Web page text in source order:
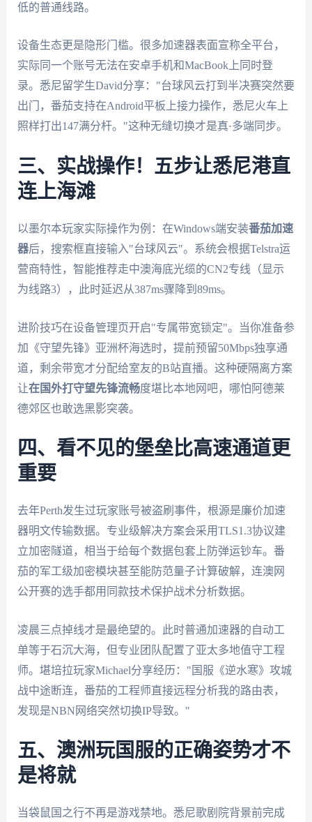
低的普通线路。
设备生态更是隐形门槛。很多加速器表面宣称全平台，
实际同一个账号无法在安卓手机和MacBook上同时登
录。悉尼留学生David分享："台球风云打到半决赛突然要
出门，番茄支持在Android平板上接力操作，悉尼火车上
照样打出147满分杆。"这种无缝切换才是真·多端同步。
三、实战操作！五步让悉尼港直
连上海滩
以墨尔本玩家实际操作为例：在Windows端安装番茄加速
器后，搜索框直接输入"台球风云"。系统会根据Telstra运
营商特性，智能推荐走中澳海底光缆的CN2专线（显示
为线路3），此时延迟从387ms骤降到89ms。
进阶技巧在设备管理页开启"专属带宽锁定"。当你准备参
加《守望先锋》亚洲杯海选时，提前预留50Mbps独享通
道，剩余带宽才分配给室友的B站直播。这种硬隔离方案
让在国外打守望先锋流畅度堪比本地网吧，哪怕阿德莱
德郊区也敢选黑影突袭。
四、看不见的堡垒比高速通道更
重要
去年Perth发生过玩家账号被盗刷事件，根源是廉价加速
器明文传输数据。专业级解决方案会采用TLS1.3协议建
立加密隧道，相当于给每个数据包套上防弹运钞车。番
茄的军工级加密模块甚至能防范量子计算破解，连澳网
公开赛的选手都用同款技术保护战术分析数据。
凌晨三点掉线才是最绝望的。此时普通加速器的自动工
单等于石沉大海，但专业团队配置了亚太多地值守工程
师。堪培拉玩家Michael分享经历："国服《逆水寒》攻城
战中途断连，番茄的工程师直接远程分析我的路由表，
发现是NBN网络突然切换IP导致。"
五、澳洲玩国服的正确姿势才不
是将就
当袋鼠国之行不再是游戏禁地。悉尼歌剧院背景前完成